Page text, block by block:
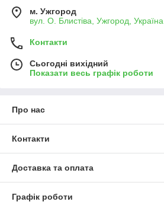
м. Ужгород
вул. О. Блистіва, Ужгород, Україна
Контакти
Сьогодні вихідний
Показати весь графік роботи
Про нас
Контакти
Доставка та оплата
Графік роботи